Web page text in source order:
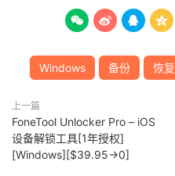
   
Windows 备份 恢复
上一篇
FoneTool Unlocker Pro – iOS
设备解锁工具[1年授权]
[Windows][$39.95→0]